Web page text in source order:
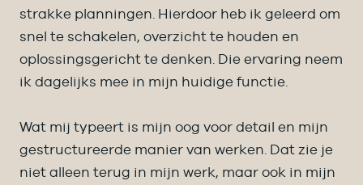
strakke planningen. Hierdoor heb ik geleerd om
snel te schakelen, overzicht te houden en
oplossingsgericht te denken. Die ervaring neem
ik dagelijks mee in mijn huidige functie.
Wat mij typeert is mijn oog voor detail en mijn
gestructureerde manier van werken. Dat zie je
niet alleen terug in mijn werk, maar ook in mijn